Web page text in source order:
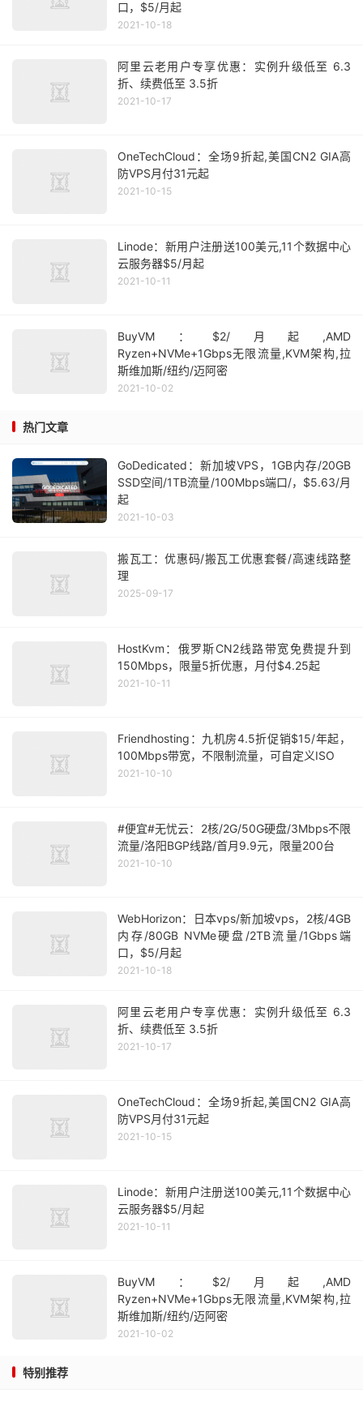
口，$5/月起
2021-10-18
阿里云老用户专享优惠：实例升级低至 6.3
折、续费低至 3.5折
2021-10-17
OneTechCloud：全场9折起,美国CN2 GIA高
防VPS月付31元起
2021-10-15
Linode：新用户注册送100美元,11个数据中心
云服务器$5/月起
2021-10-11
BuyVM：$2/月起,AMD
Ryzen+NVMe+1Gbps无限流量,KVM架构,拉
斯维加斯/纽约/迈阿密
2021-10-02
热门文章
GoDedicated：新加坡VPS，1GB内存/20GB
SSD空间/1TB流量/100Mbps端口/，$5.63/月
起
2021-10-03
搬瓦工：优惠码/搬瓦工优惠套餐/高速线路整
理
2025-09-17
HostKvm：俄罗斯CN2线路带宽免费提升到
150Mbps，限量5折优惠，月付$4.25起
2021-10-11
Friendhosting：九机房4.5折促销$15/年起，
100Mbps带宽，不限制流量，可自定义ISO
2021-10-10
#便宜#无忧云：2核/2G/50G硬盘/3Mbps不限
流量/洛阳BGP线路/首月9.9元，限量200台
2021-10-10
WebHorizon：日本vps/新加坡vps，2核/4GB
内存/80GB NVMe硬盘/2TB流量/1Gbps端
口，$5/月起
2021-10-18
阿里云老用户专享优惠：实例升级低至 6.3
折、续费低至 3.5折
2021-10-17
OneTechCloud：全场9折起,美国CN2 GIA高
防VPS月付31元起
2021-10-15
Linode：新用户注册送100美元,11个数据中心
云服务器$5/月起
2021-10-11
BuyVM：$2/月起,AMD
Ryzen+NVMe+1Gbps无限流量,KVM架构,拉
斯维加斯/纽约/迈阿密
2021-10-02
特别推荐